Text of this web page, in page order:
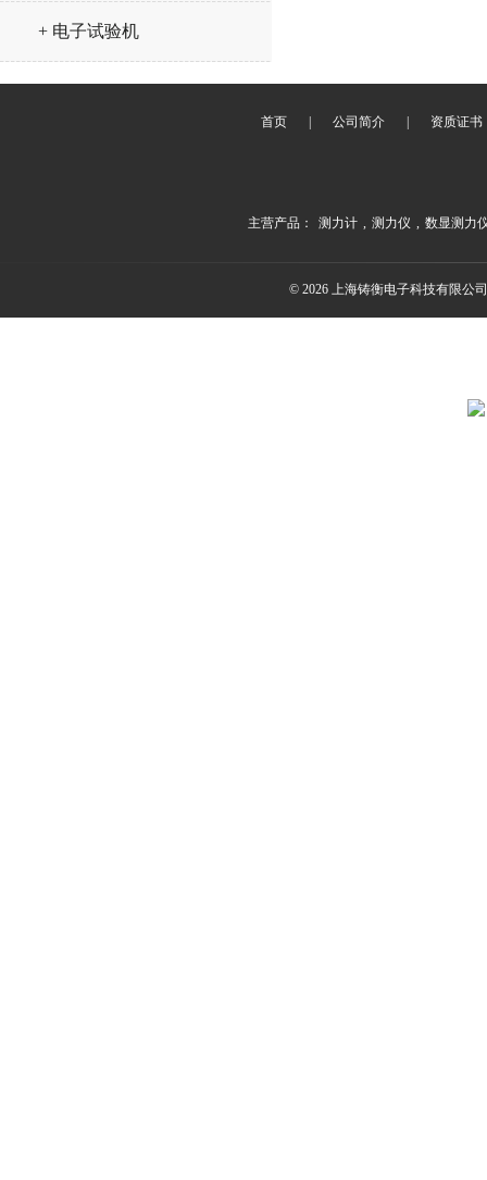
+ 电子试验机
首页 公司简介 资质证书
主营产品： 测力计 , 测力仪 , 数显测力
© 2026 上海铸衡电子科技有限公